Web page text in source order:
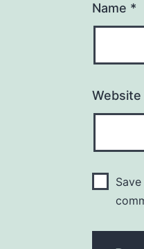
Name *
Website